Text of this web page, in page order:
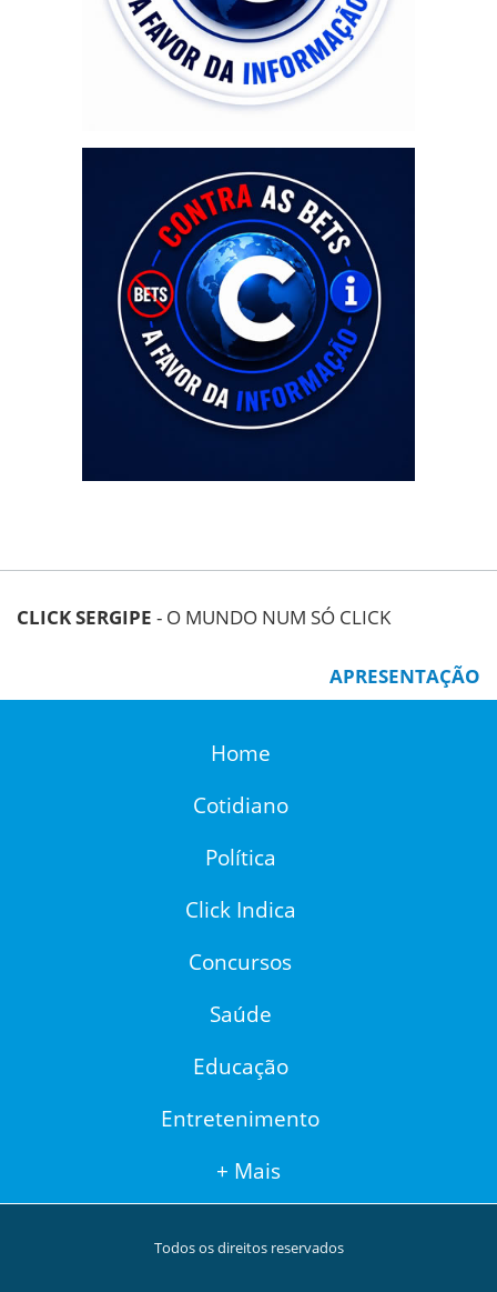
CLICK SERGIPE - O MUNDO NUM SÓ CLICK
APRESENTAÇÃO
Home
Cotidiano
Política
Click Indica
Concursos
Saúde
Educação
Entretenimento
+ Mais
Todos os direitos reservados